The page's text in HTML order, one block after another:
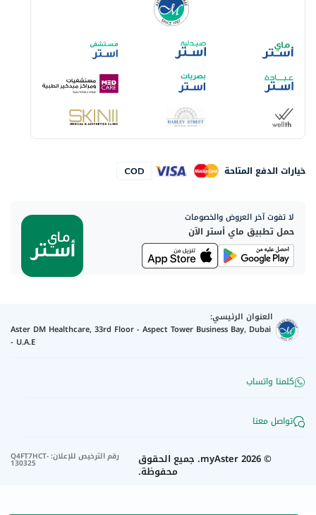
خيارات الدفع المتاحة
لا تفوت آخر العروض والخصومات
حمل تطبيق ماي أستر الآن
العنوان الرئيسي:
Aster DM Healthcare, 33rd Floor - Aspect Tower Business Bay, Dubai
- U.A.E
كلمنا واتساب
تواصل معنا
©
2026
myAster. جميع الحقوق
محفوظة.
رقم الترخيص للإعلان:
Q4FT7HCT-
130325